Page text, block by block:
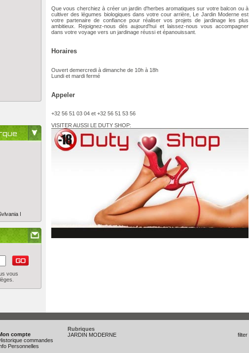
vous
Que vous cherchiez à créer un jardin d'herbes aromatiques sur votre balcon ou à
cultiver des légumes biologiques dans votre cour arrière, Le Jardin Moderne est
votre partenaire de confiance pour réaliser vos projets de jardinage les plus
ambitieux. Rejoignez-nous dès aujourd'hui et laissez-nous vous accompagner
dans votre voyage vers un jardinage réussi et épanouissant.
Horaires
Ouvert demercredi à dimanche de 10h à 18h
Lundi et mardi fermé
Appeler
+32 56 51 03 04 et +32 56 51 53 56
VISITER AUSSI LE DUTY SHOP:
compte
commandes
Personnelles
Rubriques
JARDIN MODERNE
filter